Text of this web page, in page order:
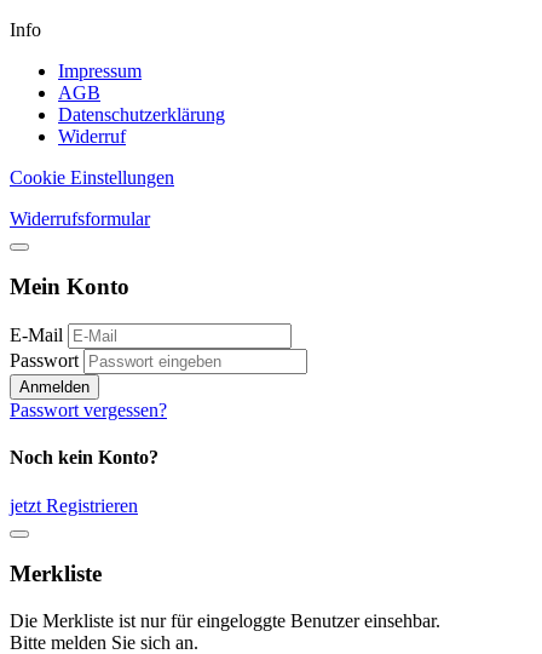
Info
Impressum
AGB
Datenschutzerklärung
Widerruf
Cookie Einstellungen
Widerrufsformular
Mein Konto
E-Mail
Passwort
Anmelden
Passwort vergessen?
Noch kein Konto?
jetzt Registrieren
Merkliste
Die Merkliste ist nur für eingeloggte Benutzer einsehbar.
Bitte melden Sie sich an.